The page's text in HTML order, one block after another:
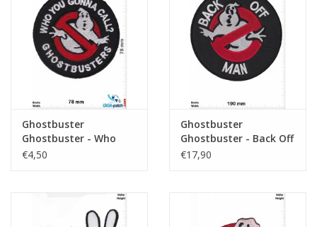
Sleutelhanger
Ghostbuster
Ghostbuster - Who
you gonna Calls?
€4,50
Ghostbuster
Ghostbuster - Back Off
Man - 19 cm
€17,90